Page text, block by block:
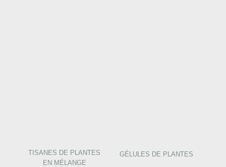
TISANES DE PLANTES
EN MÉLANGE
GÉLULES DE PLANTES